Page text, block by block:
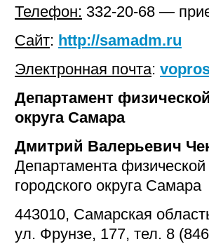
Телефон: 332-20-68 —
Сайт: http://samadm.ru
Электронная почта:
Департамент
округа Самара
Дмитрий Валерьевич
Департамента
городского округа Самара
443010, Самарская
ул. Фрунзе, 177, тел. 8